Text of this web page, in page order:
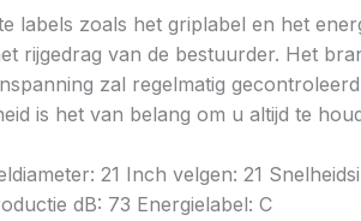
labels zoals het griplabel en het
rijgedrag van de bestuurder. Het
zal regelmatig
is het van belang om u altijd te
21 Inch velgen: 21
dB: 73 Energielabel: C